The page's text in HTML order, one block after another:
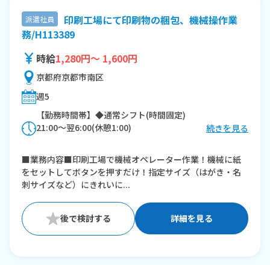
派遣社員
印刷工場にて印刷物の梱包、機械操作業
務/H113389
時給1,280円～ 1,600円
京都府京都市南区
週5
【勤務時間帯】◆通常シフト(時間固定)
21:00〜翌6:00(休憩1:00)
続きを見る
■業務内容■印刷工場で機械オペレーター作業！機械に紙
をセットしてボタンを押すだけ！指定サイズ（はがき・名
刺サイズなど）にきれいに...
詳細を見る